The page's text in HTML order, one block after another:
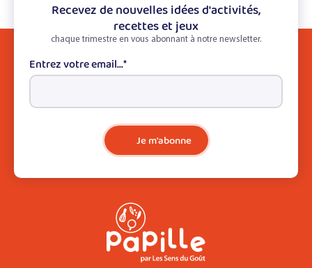
Recevez de nouvelles idées d'activités,
recettes et jeux
chaque trimestre en vous abonnant à notre newsletter.
Entrez votre email...*
Je m'abonne